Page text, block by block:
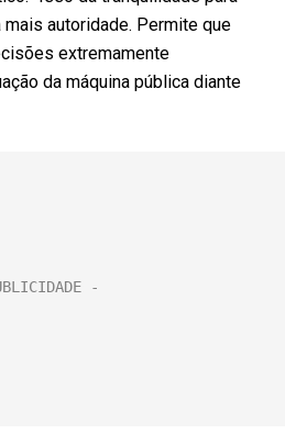
autoridade. Permite que
extremamente
da máquina pública diante